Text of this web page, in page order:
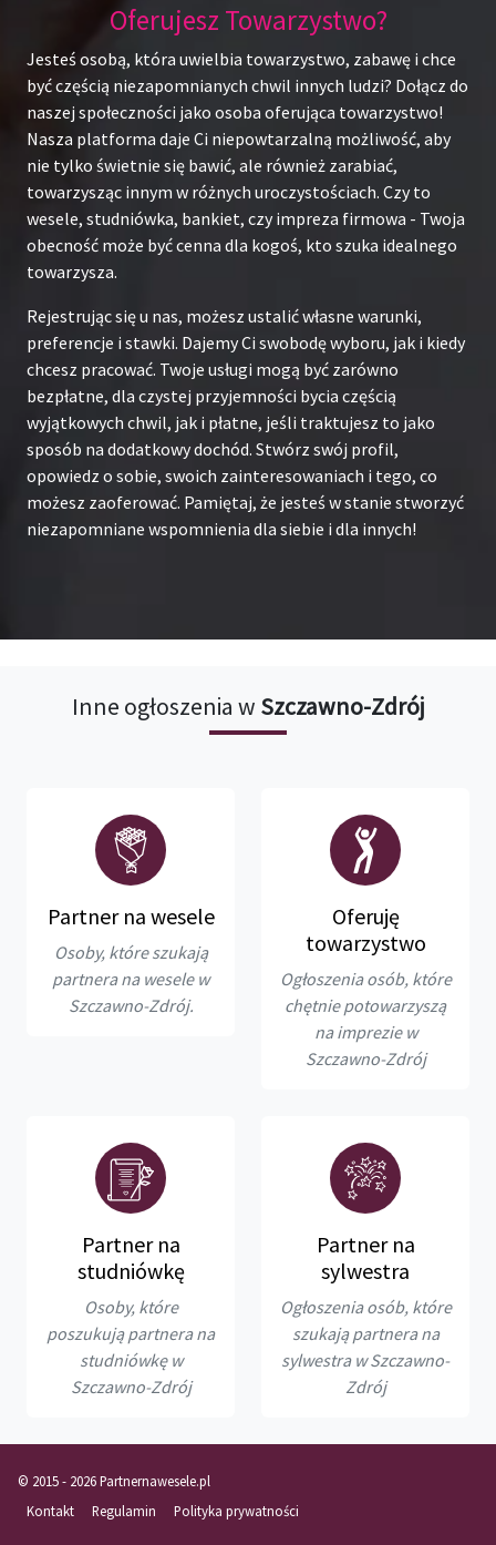
Oferujesz Towarzystwo?
Jesteś osobą, która uwielbia towarzystwo, zabawę i chce
być częścią niezapomnianych chwil innych ludzi? Dołącz do
naszej społeczności jako osoba oferująca towarzystwo!
Nasza platforma daje Ci niepowtarzalną możliwość, aby
nie tylko świetnie się bawić, ale również zarabiać,
towarzysząc innym w różnych uroczystościach. Czy to
wesele, studniówka, bankiet, czy impreza firmowa - Twoja
obecność może być cenna dla kogoś, kto szuka idealnego
towarzysza.
Rejestrując się u nas, możesz ustalić własne warunki,
preferencje i stawki. Dajemy Ci swobodę wyboru, jak i kiedy
chcesz pracować. Twoje usługi mogą być zarówno
bezpłatne, dla czystej przyjemności bycia częścią
wyjątkowych chwil, jak i płatne, jeśli traktujesz to jako
sposób na dodatkowy dochód. Stwórz swój profil,
opowiedz o sobie, swoich zainteresowaniach i tego, co
możesz zaoferować. Pamiętaj, że jesteś w stanie stworzyć
niezapomniane wspomnienia dla siebie i dla innych!
Inne ogłoszenia w Szczawno-Zdrój
Partner na wesele
Osoby, które szukają
partnera na wesele w
Szczawno-Zdrój.
Oferuję
towarzystwo
Ogłoszenia osób, które
chętnie potowarzyszą
na imprezie w
Szczawno-Zdrój
Partner na
studniówkę
Osoby, które
poszukują partnera na
studniówkę w
Szczawno-Zdrój
Partner na
sylwestra
Ogłoszenia osób, które
szukają partnera na
sylwestra w Szczawno-
Zdrój
© 2015 - 2026 Partnernawesele.pl
Kontakt
Regulamin Polityka prywatności